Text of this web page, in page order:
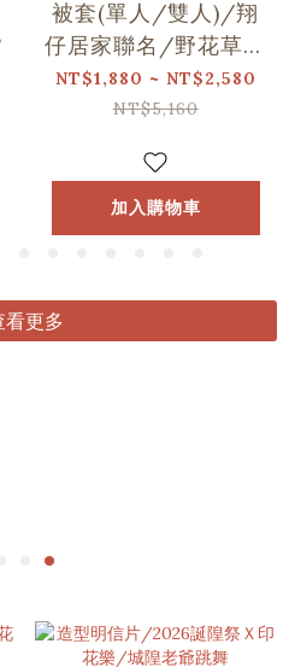
被套(單人/雙人)/翔
仔居家聯名/野花草與
蝴蝶
NT$1,880 ~ NT$2,580
NT$5,160
加入購物車
看更多